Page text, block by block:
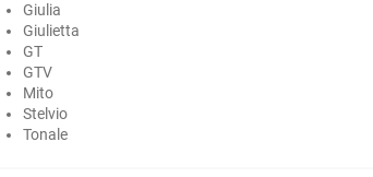
Foton
Gac
Geely
Giulia
Giulietta
GT
GTV
Mito
Stelvio
Tonale